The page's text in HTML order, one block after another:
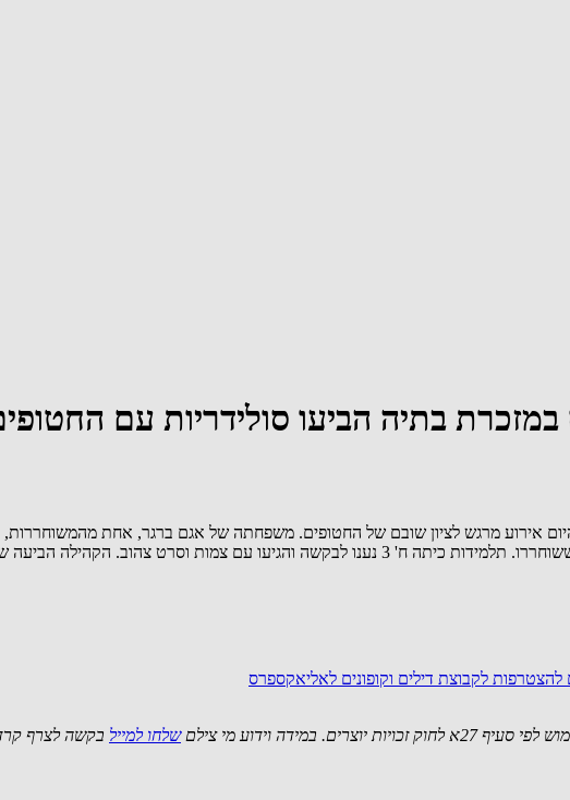
במזכרת בתיה הביעו סולידריות עם
היום אירוע מרגש לציון שובם של החטופים. משפחתה של אגם ברגר, אחת
בסרט צהוב, כמחווה לאגם שנהגה לקלוע צמות לשיערן של הבנות ששוחררו. תלמידות כיתה ח' 3
להצטרפות לקבוצת דילים וקופונים לאליאקספרס
וידוע מי צילם שלחו למייל בקשה לצרף